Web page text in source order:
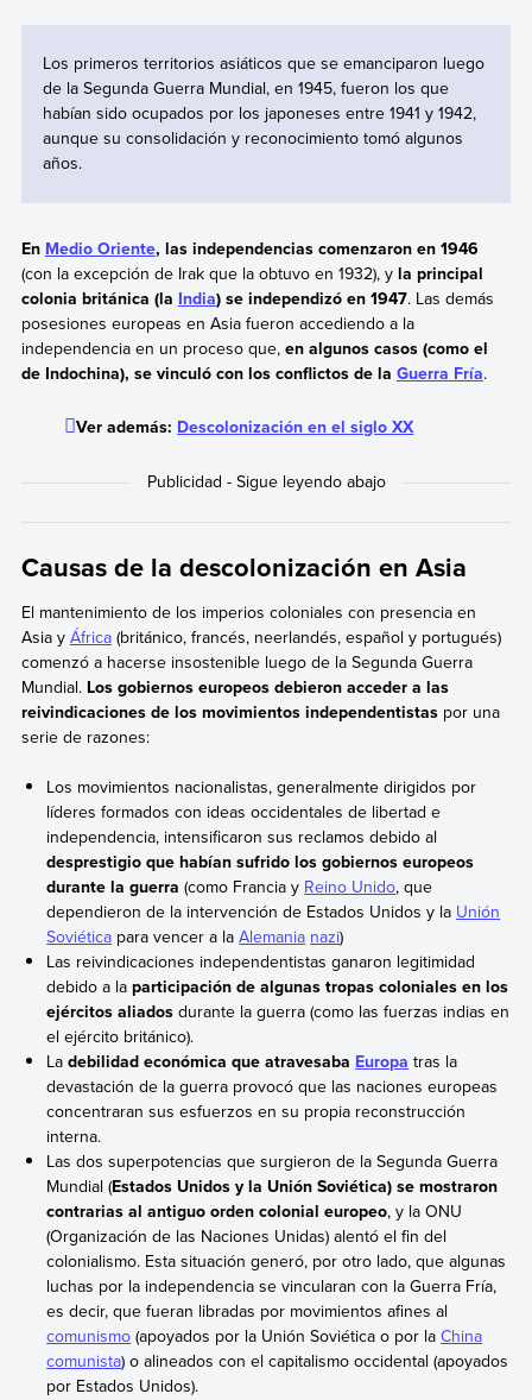
Los primeros territorios asiáticos que se emanciparon luego
de la Segunda Guerra Mundial, en 1945, fueron los que
habían sido ocupados por los japoneses entre 1941 y 1942,
aunque su consolidación y reconocimiento tomó algunos
años.
En Medio Oriente, las independencias comenzaron en 1946
(con la excepción de Irak que la obtuvo en 1932), yla principal
colonia británica (la India) se independizó en 1947. Las demás
posesiones europeas en Asia fueron accediendo a la
independencia en un proceso que, en algunos casos (como el
de Indochina), se vinculó con los conflictos de la Guerra Fría.
Ver además: Descolonización en el siglo XX
Causas de la descolonización en Asia
El mantenimiento de los imperios coloniales con presencia en
Asia y África(británico, francés, neerlandés, español y portugués)
comenzó a hacerse insostenible luego de la Segunda Guerra
Mundial.Los gobiernos europeos debieron acceder a las
reivindicaciones de los movimientos independentistaspor una
serie de razones:
Los movimientos nacionalistas, generalmente dirigidos por
líderes formados con ideas occidentales de libertad e
independencia, intensificaron sus reclamos debido al
desprestigio que habían sufrido los gobiernos europeos
durante la guerra (como Francia y Reino Unido, que
dependieron de la intervención de Estados Unidos y la Unión
Soviética para vencer a laAlemania nazi)
Las reivindicaciones independentistas ganaron legitimidad
debido a laparticipación de algunas tropas coloniales en los
ejércitos aliados durante la guerra (como las fuerzas indias en
el ejército británico).
Ladebilidad económica que atravesaba Europa tras la
devastación de la guerra provocó que las naciones europeas
concentraran sus esfuerzos en su propia reconstrucción
interna.
Las dos superpotencias que surgieron de la Segunda Guerra
Mundial (Estados Unidos y la Unión Soviética) se mostraron
contrarias al antiguo orden colonial europeo, y la ONU
(Organización de las Naciones Unidas) alentó el fin del
colonialismo. Esta situación generó, por otro lado, que algunas
luchas por la independencia se vincularan con la Guerra Fría,
es decir, que fueran libradas por movimientos afines al
comunismo (apoyados por la Unión Soviética o por laChina
comunista) o alineados con el capitalismo occidental (apoyados
por Estados Unidos).